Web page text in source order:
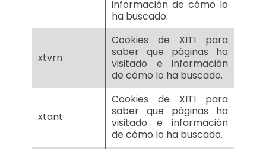
información de cómo lo
ha buscado.
xtvrn
Cookies de XITI para
saber que páginas ha
visitado e información
de cómo lo ha buscado.
xtant
Cookies de XITI para
saber que páginas ha
visitado e información
de cómo lo ha buscado.